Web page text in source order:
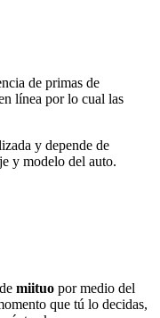
de primas de
línea por lo cual las
y depende de
y modelo del auto.
miituo por medio del
que tú lo decidas,